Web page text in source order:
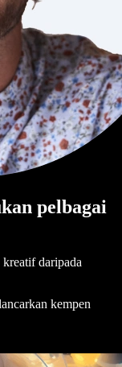
pelbagai
daripada
kempen